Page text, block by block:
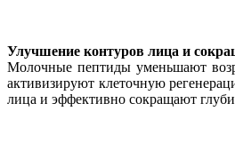
Улучшение контуров лица и
Молочные пептиды уменьшают
активизируют клеточную
лица и эффективно сокращают